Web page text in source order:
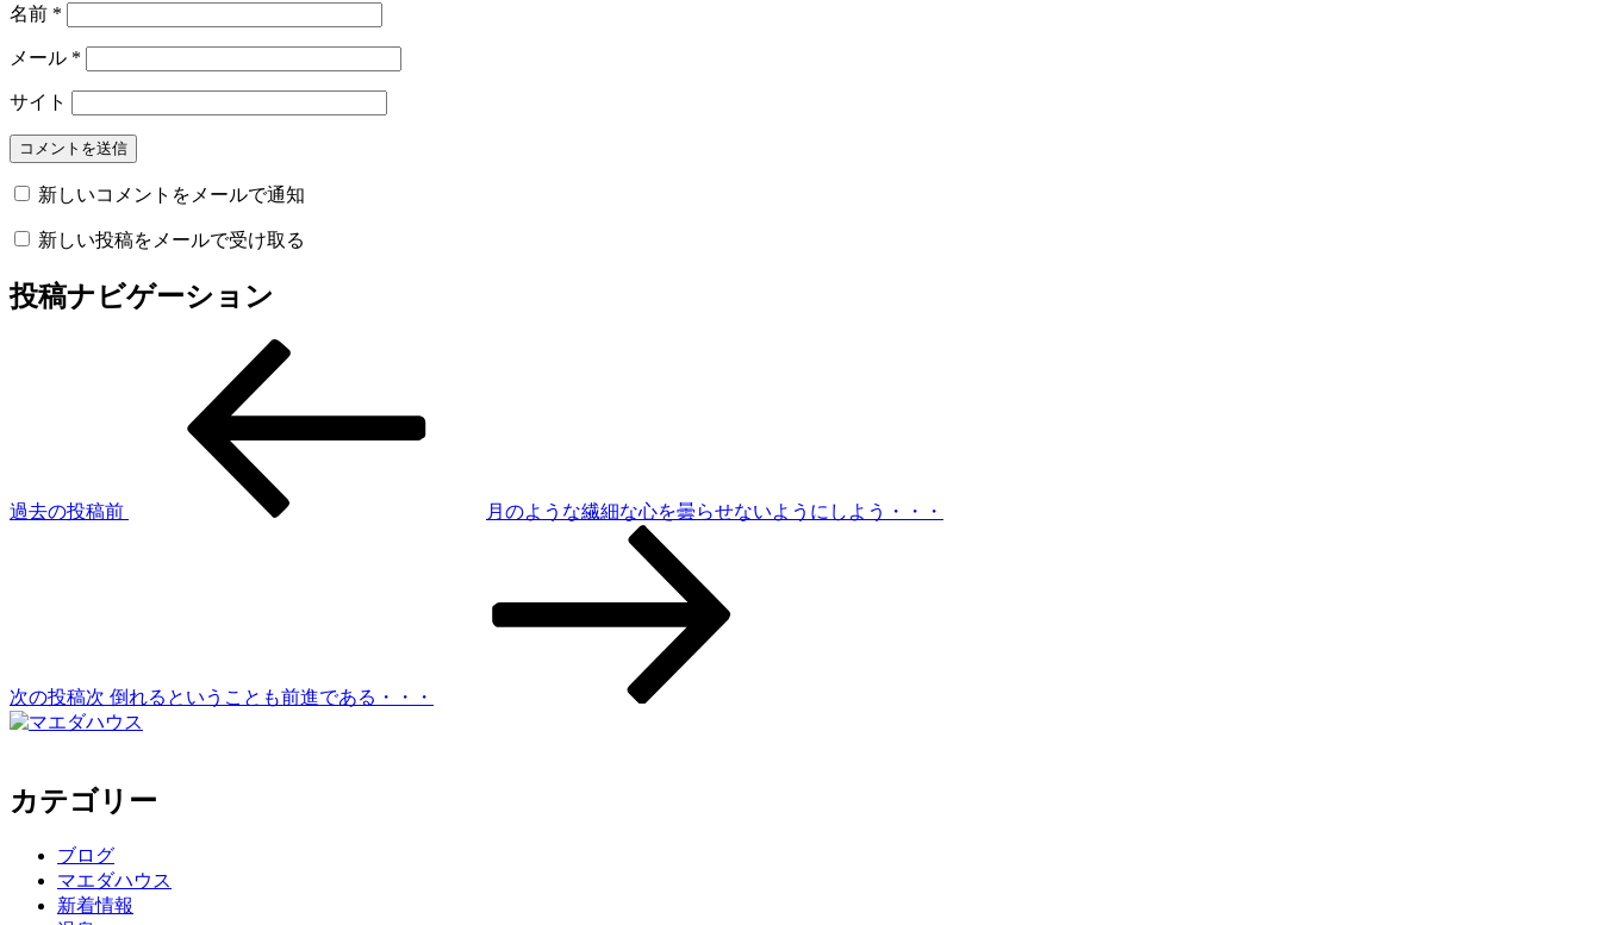
名前 *
メール *
サイト
新しいコメントをメールで通知
新しい投稿をメールで受け取る
投稿ナビゲーション
過去の投稿前 月のような繊細な心を曇らせないようにしよう・・・
次の投稿次 倒れるということも前進である・・・
カテゴリー
ブログ
マエダハウス
新着情報